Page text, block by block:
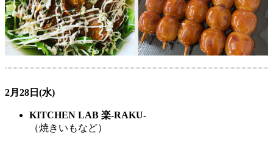
2月28日(水)
KITCHEN LAB 楽-RAKU-
（焼きいもなど）